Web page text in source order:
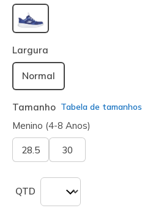
selecionado
Largura
Normal
Tamanho Tabela de tamanhos
Menino (4-8 Anos)
28.5 30
QTD